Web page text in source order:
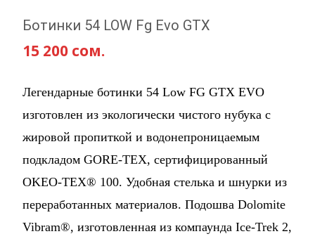
Ботинки 54 LOW Fg Evo GTX
15 200 сом.
Легендарные ботинки 54 Low FG GTX EVO
изготовлен из экологически чистого нубука с
жировой пропиткой и водонепроницаемым
подкладом GORE-TEX, сертифицированный
OKEO-TEX® 100. Удобная стелька и шнурки из
переработанных материалов. Подошва Dolomite
Vibram®, изготовленная из компаунда Ice-Trek 2,